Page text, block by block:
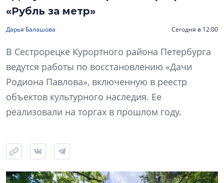
«Рубль за метр»
Дарья Балашова Сегодня в 12:00
В Сестрорецке Курортного района Петербурга
ведутся работы по восстановлению «Дачи
Родиона Павлова», включенную в реестр
объектов культурного наследия. Ее
реализовали на торгах в прошлом году.